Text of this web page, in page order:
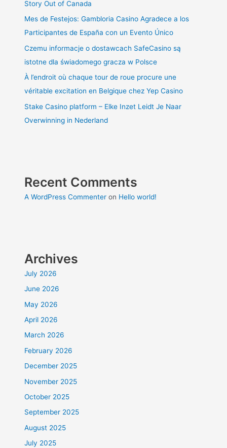
Story Out of Canada
Mes de Festejos: Gambloria Casino Agradece a los
Participantes de España con un Evento Único
Czemu informacje o dostawcach SafeCasino są
istotne dla świadomego gracza w Polsce
À l’endroit où chaque tour de roue procure une
véritable excitation en Belgique chez Yep Casino
Stake Casino platform – Elke Inzet Leidt Je Naar
Overwinning in Nederland
Recent Comments
A WordPress Commenter on Hello world!
Archives
July 2026
June 2026
May 2026
April 2026
March 2026
February 2026
December 2025
November 2025
October 2025
September 2025
August 2025
July 2025